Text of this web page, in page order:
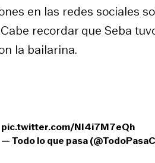
en las redes sociales
Cabe recordar que Seba
la bailarina.
pic.twitter.com/NI4i7M7eQh
— Todo lo que pasa